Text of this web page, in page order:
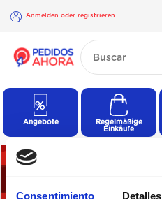
Consentimiento Detalles
Anmelden oder registrieren
×
Anmelden
registrieren
Angebote
Regelmäßige
Einkäufe
❮